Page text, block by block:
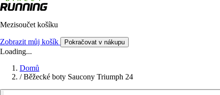
Mezisoučet košíku
Zobrazit můj košík Pokračovat v nákupu
Loading...
Domů
/ Běžecké boty Saucony Triumph 24